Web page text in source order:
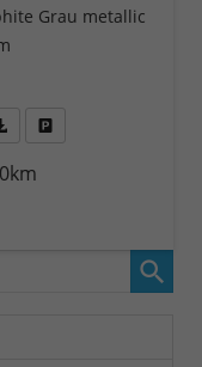
Grau metallic
Sie an
Fahrzeugexposé (PDF)